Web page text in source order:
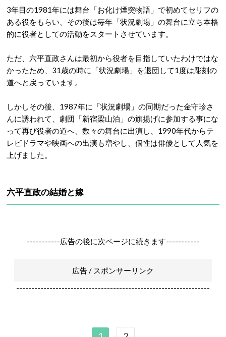
3年目の1981年には舞台「お化け煙突物語」で初めてセリフの
ある役をもらい、その後は毎年「状況劇場」の舞台に立ち本格
的に役者としての活動をスタートさせています。
ただ、六平直政さんは最初から役者を目指していたわけではな
かったため、31歳の時に「状況劇場」を退団して1度は彫刻の
道へと戻っています。
しかしその後、1987年に「状況劇場」の同期だった金守珍さ
んに誘われて、劇団「新宿梁山泊」の旗揚げに参加する事にな
って再び役者の道へ、数々の舞台に出演し、1990年代からテ
レビドラマや映画への出演も増やし、個性は俳優として人気を
上げました。
六平直政の結婚と嫁
-----------広告の後に次ページに続きます-----------
広告 / スポンサーリンク
----------------------------------------------------------------